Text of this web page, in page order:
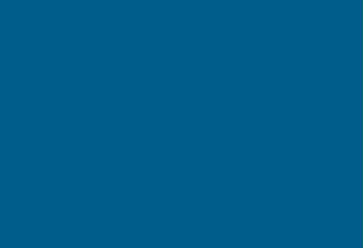
之
生
空
靈
描
餘
與
場